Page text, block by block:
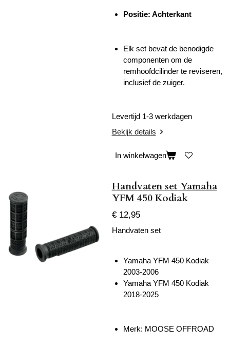
Positie: Achterkant
Elk set bevat de benodigde
componenten om de
remhoofdcilinder te reviseren,
inclusief de zuiger.
Levertijd 1-3 werkdagen
Bekijk details
In winkelwagen
Handvaten set Yamaha
YFM 450 Kodiak
€ 12,95
Handvaten set
Yamaha YFM 450 Kodiak
2003-2006
Yamaha YFM 450 Kodiak
2018-2025
Merk: MOOSE OFFROAD